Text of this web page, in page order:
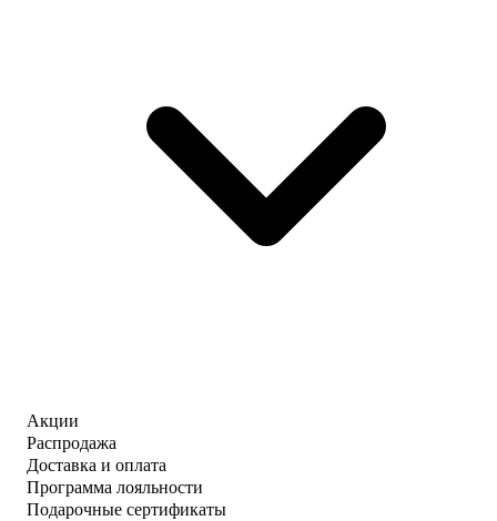
Акции
Распродажа
Доставка и оплата
Программа лояльности
Подарочные сертификаты